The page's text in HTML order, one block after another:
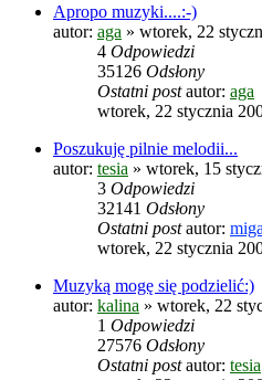
Apropo muzyki....:-)
autor: aga » wtorek, 22
4 Odpowiedzi
35126 Odsłony
Ostatni postautor: aga
wtorek, 22 stycznia
Poszukuję pilnie melodii...
autor: tesia » wtorek, 15
3 Odpowiedzi
32141 Odsłony
Ostatni postautor:
wtorek, 22 stycznia
Muzyką mogę się podzielić:)
autor: kalina » wtorek, 22
1 Odpowiedzi
27576 Odsłony
Ostatni postautor: tesia